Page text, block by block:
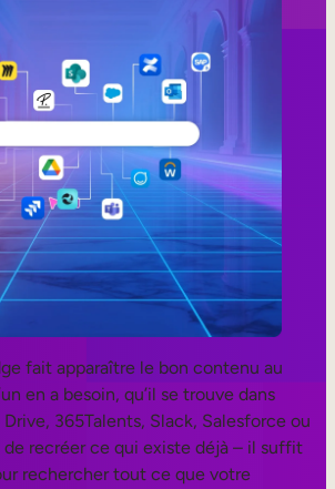
fait apparaître le bon contenu au
en a besoin, qu’il se trouve dans
365Talents, Slack, Salesforce ou
de recréer ce qui existe déjà – il suffit
rechercher tout ce que votre